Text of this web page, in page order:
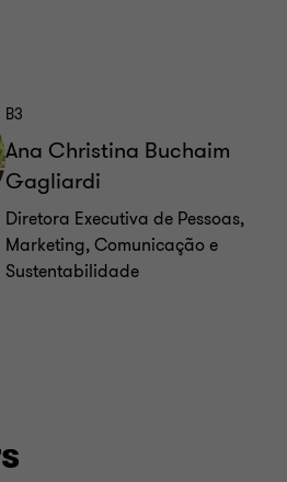
Ana Christina Buchaim
Gagliardi
B3
Diretora Executiva de Pessoas,
Marketing, Comunicação e
Sustentabilidade